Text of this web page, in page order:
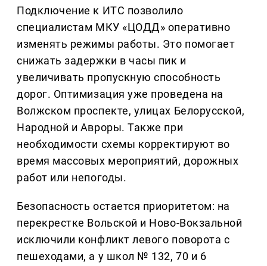
Подключение к ИТС позволило
специалистам МКУ «ЦОДД» оперативно
изменять режимы работы. Это помогает
снижать задержки в часы пик и
увеличивать пропускную способность
дорог. Оптимизация уже проведена на
Волжском проспекте, улицах Белорусской,
Народной и Авроры. Также при
необходимости схемы корректируют во
время массовых мероприятий, дорожных
работ или непогоды.
Безопасность остается приоритетом: на
перекрестке Вольской и Ново-Вокзальной
исключили конфликт левого поворота с
пешеходами, а у школ № 132, 70 и 6